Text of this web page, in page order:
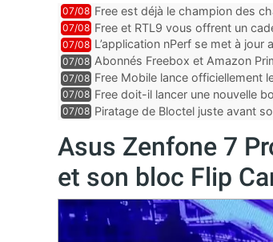
07/08 Free est déjà le champion des
encore au moin...
07/08 Free et RTL9 vous offrent un
l’obtenir
07/08 L’application nPerf se met à
Mobile, Orange, SFR ...
07/08 Abonnés Freebox et Amazon
07/08 Free Mobile lance officiellement
des promos et des cadeaux
07/08 Free doit-il lancer une nouvelle
07/08 Piratage de Bloctel juste avant
Asus Zenfone 7
et son bloc Flip